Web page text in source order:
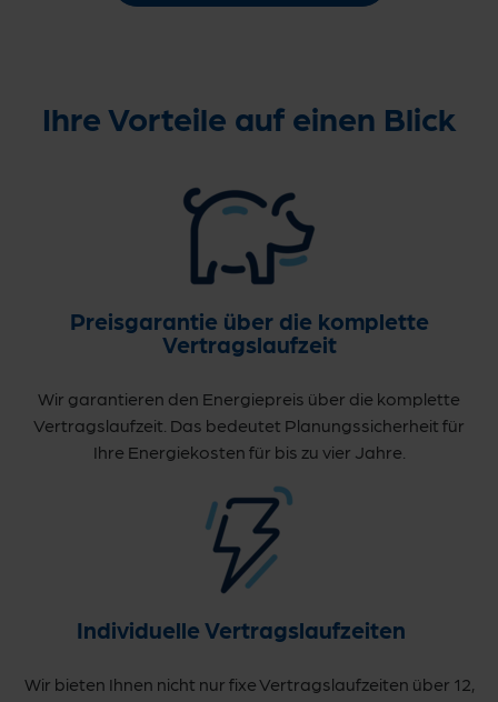
Ihre Vorteile auf einen Blick
Preisgarantie über die komplette
Vertragslaufzeit
Wir garantieren den Energiepreis über die komplette
Vertragslaufzeit. Das bedeutet Planungssicherheit für
Ihre Energiekosten für bis zu vier Jahre.
Individuelle Vertragslaufzeiten
Wir bieten Ihnen nicht nur fixe Vertragslaufzeiten über 12,